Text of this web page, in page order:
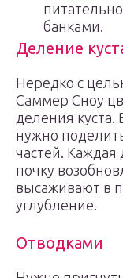
банками.
Деление
Нередко с
Саммер Сноу
деления куста.
нужно
частей.
почку
высаживают в
углубление.
Отводками